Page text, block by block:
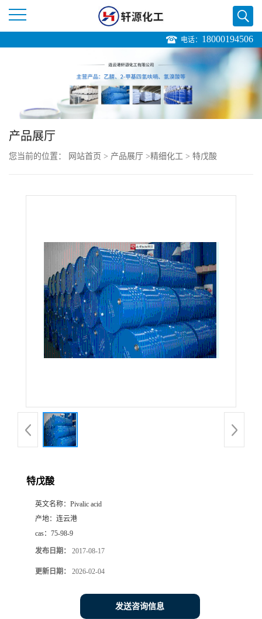
页
公
品
电话： 18000194506
产品展厅
您当前的位置： 网站首页 > 产品展厅 >精细化工 > 特戊酸
特戊酸
英文名称： Pivalic acid
产地： 连云港
cas： 75-98-9
发布日期： 2017-08-17
更新日期： 2026-02-04
发送咨询信息